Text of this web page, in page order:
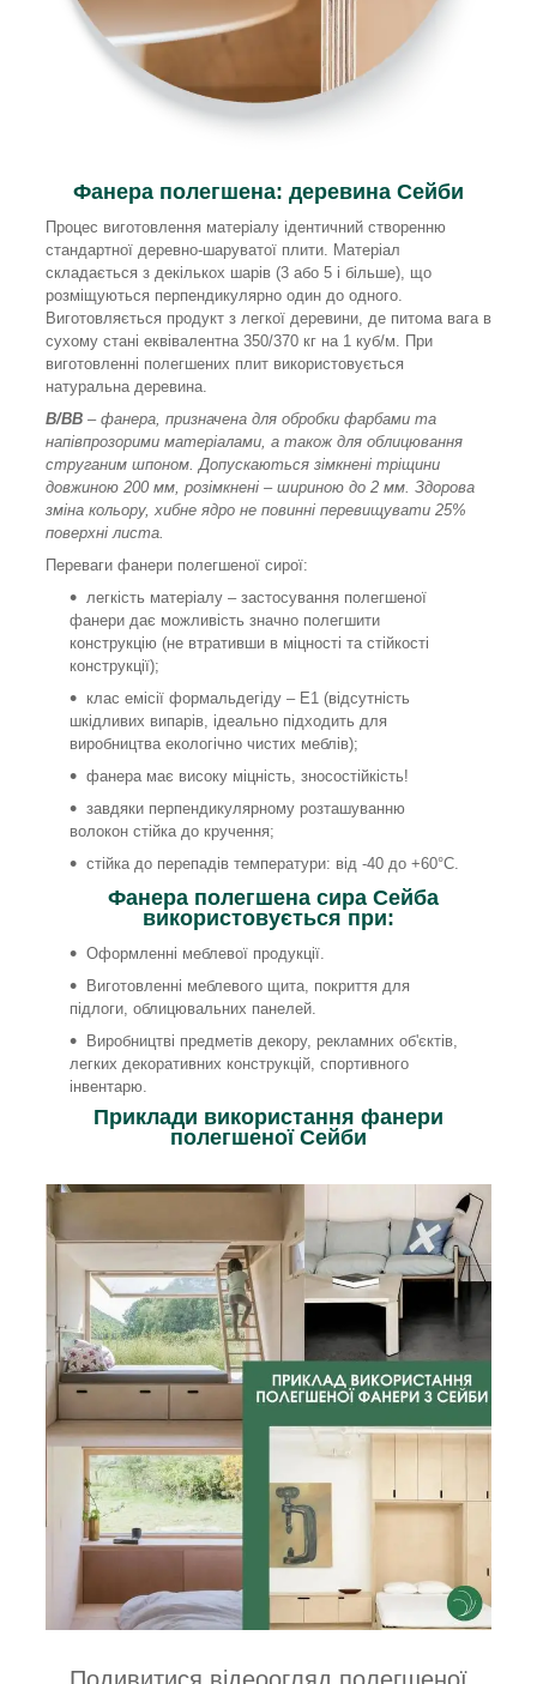
Фанера полегшена: деревина Сейби
Процес виготовлення матеріалу ідентичний створенню
стандартної деревно-шаруватої плити. Матеріал
складається з декількох шарів (3 або 5 і більше), що
розміщуються перпендикулярно один до одного.
Виготовляється продукт з легкої деревини, де питома вага в
сухому стані еквівалентна 350/370 кг на 1 куб/м. При
виготовленні полегшених плит використовується
натуральна деревина.
В/ВВ – фанера, призначена для обробки фарбами та
напівпрозорими матеріалами, а також для облицювання
струганим шпоном. Допускаються зімкнені тріщини
довжиною 200 мм, розімкнені – шириною до 2 мм. Здорова
зміна кольору, хибне ядро ​​не повинні перевищувати 25%
поверхні листа.
Переваги фанери полегшеної сирої:
легкість матеріалу – застосування полегшеної
фанери дає можливість значно полегшити
конструкцію (не втративши в міцності та стійкості
конструкції);
клас емісії формальдегіду – Е1 (відсутність
шкідливих випарів, ідеально підходить для
виробництва екологічно чистих меблів);
фанера має високу міцність, зносостійкість!
завдяки перпендикулярному розташуванню
волокон стійка до кручення;
стійка до перепадів температури: від -40 до +60°С.
Фанера полегшена сира Сейба
використовується при:
Оформленні меблевої продукції.
Виготовленні меблевого щита, покриття для
підлоги, облицювальних панелей.
Виробництві предметів декору, рекламних об'єктів,
легких декоративних конструкцій, спортивного
інвентарю.
Приклади використання фанери
полегшеної Сейби